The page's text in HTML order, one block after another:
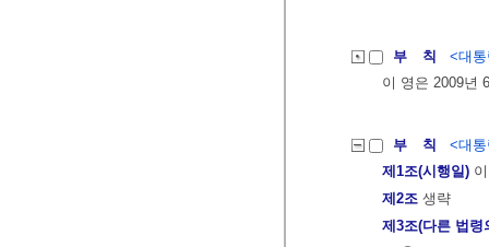
부 칙
<대
이 영은 2009년
부 칙
<대
제1조(시행일)
제2조 생략
제3조(다른 법령